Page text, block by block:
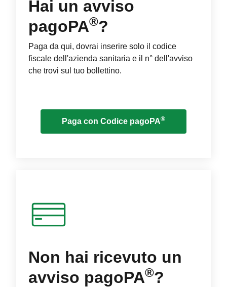
Hai un avviso
pagoPA®?
Paga da qui, dovrai inserire solo il codice
fiscale dell'azienda sanitaria e il n° dell'avviso
che trovi sul tuo bollettino.
Paga con Codice pagoPA®
Non hai ricevuto un
avviso pagoPA®?